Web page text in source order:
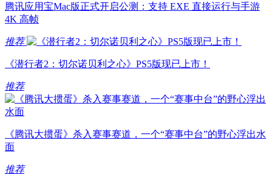
腾讯应用宝Mac版正式开启公测：支持 EXE 直接运行与手游
4K 高帧
推荐
《潜行者2：切尔诺贝利之心》PS5版现已上市！
推荐
《腾讯大掼蛋》杀入赛事赛道，一个“赛事中台”的野心浮出水
面
推荐